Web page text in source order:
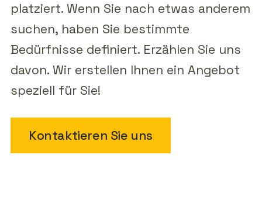
platziert. Wenn Sie nach etwas anderem
suchen, haben Sie bestimmte
Bedürfnisse definiert. Erzählen Sie uns
davon. Wir erstellen Ihnen ein Angebot
speziell für Sie!
Kontaktieren Sie uns